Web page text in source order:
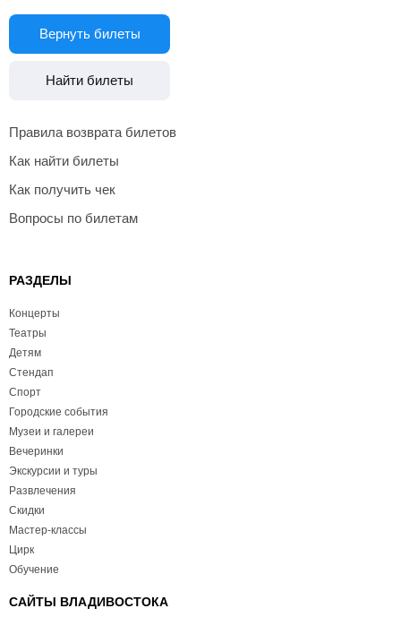
Вернуть билеты
Найти билеты
Правила возврата билетов
Как найти билеты
Как получить чек
Вопросы по билетам
РАЗДЕЛЫ
Концерты
Театры
Детям
Стендап
Спорт
Городские события
Музеи и галереи
Вечеринки
Экскурсии и туры
Развлечения
Скидки
Мастер-классы
Цирк
Обучение
САЙТЫ ВЛАДИВОСТОКА